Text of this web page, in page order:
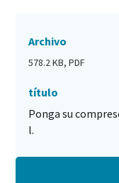
Archivo
578.2 KB, PDF
título
Ponga su
l.